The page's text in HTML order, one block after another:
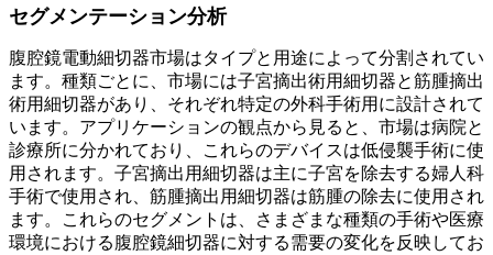
セグメンテーション分析
腹腔鏡電動細切器市場はタイプと用途によって分割されてい
ます。種類ごとに、市場には子宮摘出術用細切器と筋腫摘出
術用細切器があり、それぞれ特定の外科手術用に設計されて
います。アプリケーションの観点から見ると、市場は病院と
診療所に分かれており、これらのデバイスは低侵襲手術に使
用されます。子宮摘出用細切器は主に子宮を除去する婦人科
手術で使用され、筋腫摘出用細切器は筋腫の除去に使用され
ます。これらのセグメントは、さまざまな種類の手術や医療
環境における腹腔鏡細切器に対する需要の変化を反映してお